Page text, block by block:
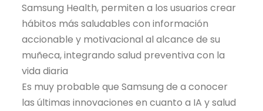
Samsung Health, permiten a los usuarios crear
hábitos más saludables con información
accionable y motivacional al alcance de su
muñeca, integrando salud preventiva con la
vida diaria
Es muy probable que Samsung de a conocer
las últimas innovaciones en cuanto a IA y salud